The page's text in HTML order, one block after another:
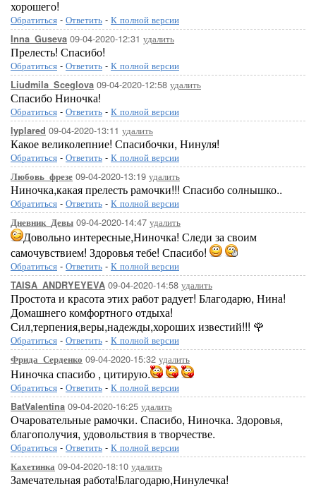
хорошего!
Обратиться - Ответить - К полной версии
Inna_Guseva 09-04-2020-12:31 удалить
Прелесть! Спасибо!
Обратиться - Ответить - К полной версии
Liudmila_Sceglova 09-04-2020-12:58 удалить
Спасибо Ниночка!
Обратиться - Ответить - К полной версии
lyplared 09-04-2020-13:11 удалить
Какое великолепние! Спасибочки, Нинуля!
Обратиться - Ответить - К полной версии
Любовь_фрезе 09-04-2020-13:19 удалить
Ниночка,какая прелесть рамочки!!! Спасибо солнышко..
Обратиться - Ответить - К полной версии
Дневник_Девы 09-04-2020-14:47 удалить
Довольно интересные,Ниночка! Следи за своим
самочувствием! Здоровья тебе! Спасибо!
Обратиться - Ответить - К полной версии
TAISA_ANDRYEYEVA 09-04-2020-14:58 удалить
Простота и красота этих работ радует! Благодарю, Нина!
Домашнего комфортного отдыха!
Сил,терпения,веры,надежды,хороших известий!!! 🌹
Обратиться - Ответить - К полной версии
Фрида_Серденко 09-04-2020-15:32 удалить
Ниночка спасибо , цитирую.
Обратиться - Ответить - К полной версии
BatValentina 09-04-2020-16:25 удалить
Очаровательные рамочки. Спасибо, Ниночка. Здоровья,
благополучия, удовольствия в творчестве.
Обратиться - Ответить - К полной версии
Кахетинка 09-04-2020-18:10 удалить
Замечательная работа!Благодарю,Нинулечка!